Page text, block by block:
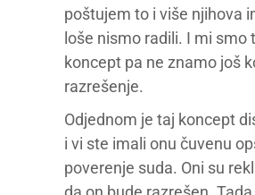
poštujem to i više njihova
loše nismo radili. I mi
koncept pa ne znamo još
razrešenje.
Odjednom je taj koncept
i vi ste imali onu čuvenu
poverenje suda. Oni su